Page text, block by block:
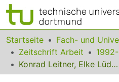
Bereiche & Sammlungen
Das gesamte Repositorium
Startseite
Zeitschrift Arbeit
Konrad Leitner, Elke Lüders, Birgit Greiner, Antje Ducki, Renate Niedermeier und Walter Volpert: Analyse psychischer Anforderungen und Belastungen in der Büroarbeit. Das RHIA/VERA-Büroverfahren, 2 Bde., Göttingen : Hogrefe, 1993, Handbuch, ISBN 3-8017-0675-3, 146 S., DM 48,- sowie Manual und Antwortblätter, ISBN 3-8017-0671-0, 179 S., DM 98,-